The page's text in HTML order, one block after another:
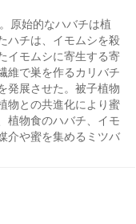
原始的なハバチは植
ハチは、イモムシを殺
イモムシに寄生する寄
維で巣を作るカリバチ
発展させた。被子植物
物との共進化により蜜
植物食のハバチ、イモ
介や蜜を集めるミツバ